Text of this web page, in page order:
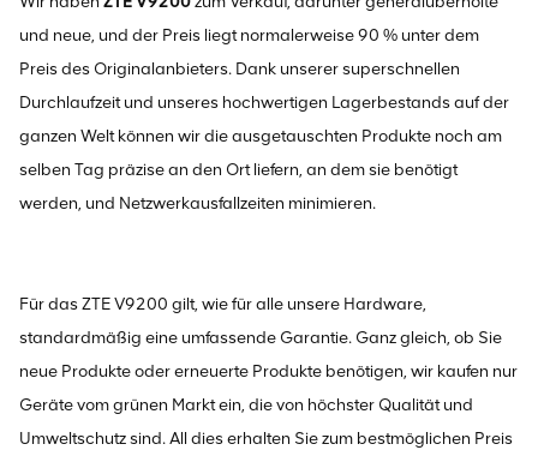
und neue, und der Preis liegt normalerweise 90 % unter dem
Preis des Originalanbieters. Dank unserer superschnellen
Durchlaufzeit und unseres hochwertigen Lagerbestands auf der
ganzen Welt können wir die ausgetauschten Produkte noch am
selben Tag präzise an den Ort liefern, an dem sie benötigt
werden, und Netzwerkausfallzeiten minimieren.
Für das ZTE V9200 gilt, wie für alle unsere Hardware,
standardmäßig eine umfassende Garantie. Ganz gleich, ob Sie
neue Produkte oder erneuerte Produkte benötigen, wir kaufen nur
Geräte vom grünen Markt ein, die von höchster Qualität und
Umweltschutz sind. All dies erhalten Sie zum bestmöglichen Preis